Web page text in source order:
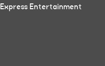
Express Entertainment